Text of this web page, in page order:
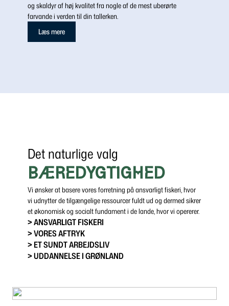
og skaldyr af høj kvalitet fra nogle af de mest uberørte
farvande i verden til din tallerken.
Læs mere
Det naturlige valg
BÆREDYGTIGHED
Vi ønsker at basere vores forretning på ansvarligt fiskeri, hvor
vi udnytter de tilgængelige ressourcer fuldt ud og dermed sikrer
et økonomisk og socialt fundament i de lande, hvor vi opererer.
> ANSVARLIGT FISKERI
> VORES AFTRYK
> ET SUNDT ARBEJDSLIV
> UDDANNELSE I GRØNLAND